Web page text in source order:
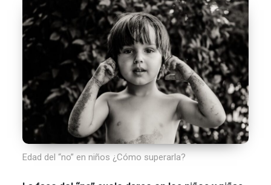
Edad del “no” en niños ¿Cómo superarla?